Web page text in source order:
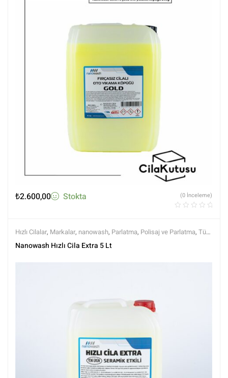
₺2.600,00 Stokta (0 İnceleme)
Hızlı Cilalar, Markalar, nanowash, Parlatma, Polisaj ve Parlatma, Tüm
Ürünler,Tüm Ürünler
Nanowash Hızlı Cila Extra 5 Lt